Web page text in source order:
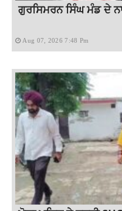
ਗੁਰਸਿਮਰਨ ਸਿੰਘ ਮੰਡ ਦੇ
Aug 07, 2026 7:48 Pm